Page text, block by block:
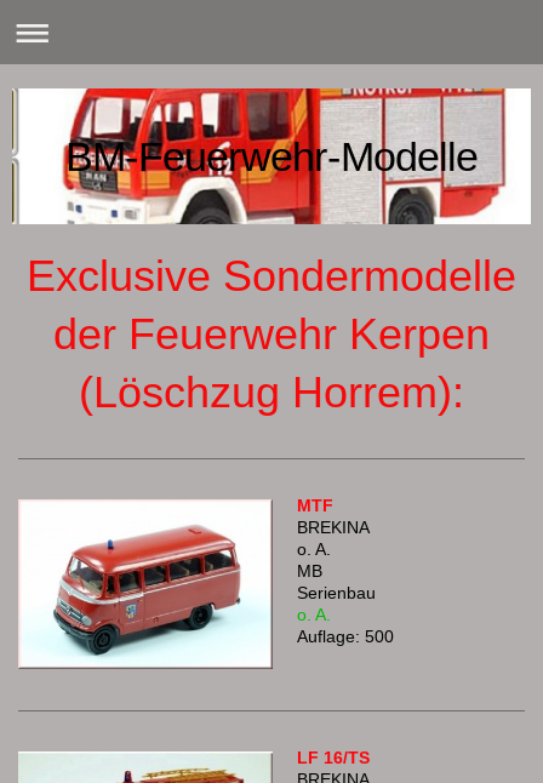
BM-Feuerwehr-Modelle
Exclusive Sondermodelle
der Feuerwehr Kerpen
(Löschzug Horrem):
MTF
BREKINA
o. A.
MB
Serienbau
o. A.
Auflage: 500
LF 16/TS
BREKINA